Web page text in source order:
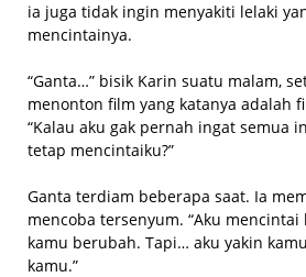
ia juga tidak ingin menyakiti lelaki
mencintainya.
“Ganta…” bisik Karin suatu malam,
menonton film yang katanya adalah
“Kalau aku gak pernah ingat semua
tetap mencintaiku?”
Ganta terdiam beberapa saat. Ia
mencoba tersenyum. “Aku mencintai
kamu berubah. Tapi… aku yakin
kamu.”